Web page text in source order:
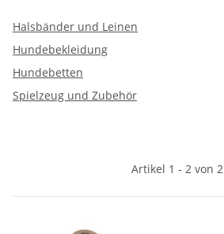
Halsbänder und Leinen
Hundebekleidung
Hundebetten
Spielzeug und Zubehör
Artikel 1 - 2 von 2